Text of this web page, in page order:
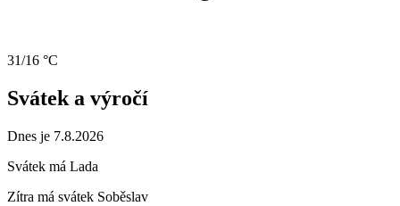
31/16 °C
Svátek a výročí
Dnes je 7.8.2026
Svátek má Lada
Zítra má svátek Soběslav